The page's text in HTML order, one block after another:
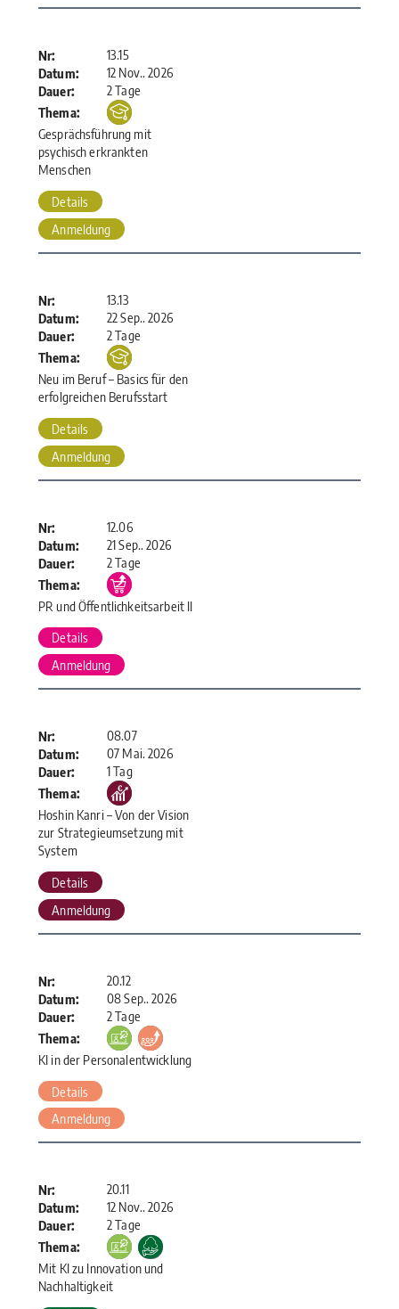
Nr: 13.15
Thema:
Gesprächsführung mit
psychisch erkrankten
Menschen
Details
Anmeldung
Datum:
12 Nov.. 2026
Dauer:
2 Tage
Nr: 13.13
Thema:
Neu im Beruf – Basics für den
erfolgreichen Berufsstart
Details
Anmeldung
Datum:
22 Sep.. 2026
Dauer:
2 Tage
Nr: 12.06
Thema:
PR und Öffentlichkeitsarbeit II
Details
Anmeldung
Datum:
21 Sep.. 2026
Dauer:
2 Tage
Nr: 08.07
Thema:
Hoshin Kanri – Von der Vision
zur Strategieumsetzung mit
System
Details
Anmeldung
Datum:
07 Mai. 2026
Dauer:
1 Tag
Nr: 20.12
Thema:
KI in der Personalentwicklung
Details
Anmeldung
Datum:
08 Sep.. 2026
Dauer:
2 Tage
Nr: 20.11
Thema:
Mit KI zu Innovation und
Nachhaltigkeit
Datum:
12 Nov.. 2026
Dauer:
2 Tage